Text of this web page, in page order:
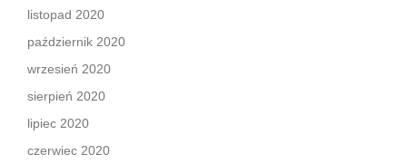
listopad 2020
październik 2020
wrzesień 2020
sierpień 2020
lipiec 2020
czerwiec 2020